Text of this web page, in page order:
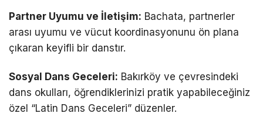
Partner Uyumu ve İletişim: Bachata, partnerler
arası uyumu ve vücut koordinasyonunu ön plana
çıkaran keyifli bir danstır.
Sosyal Dans Geceleri: Bakırköy ve çevresindeki
dans okulları, öğrendiklerinizi pratik yapabileceğiniz
özel “Latin Dans Geceleri” düzenler.